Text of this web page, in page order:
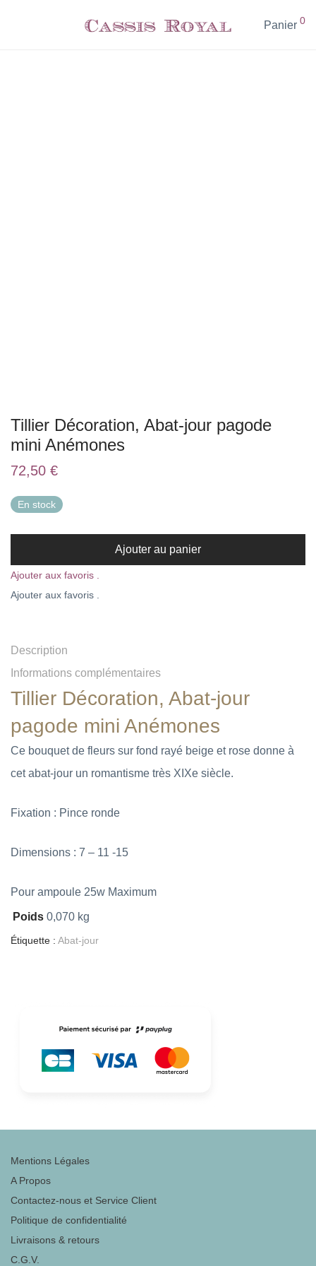
Panier 0
Tillier Décoration, Abat-jour pagode
mini Anémones
72,50 €
En stock
Ajouter au panier
Ajouter aux favoris .
Ajouter aux favoris .
Description
Informations complémentaires
Tillier Décoration, Abat-jour
pagode mini Anémones
Ce bouquet de fleurs sur fond rayé beige et rose donne à
cet abat-jour un romantisme très XIXe siècle.
Fixation : Pince ronde
Dimensions : 7 – 11 -15
Pour ampoule 25w Maximum
Poids 0,070 kg
Étiquette : Abat-jour
Mentions Légales
A Propos
Contactez-nous et Service Client
Politique de confidentialité
Livraisons & retours
C.G.V.